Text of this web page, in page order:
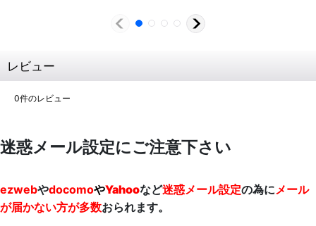
レビュー
0件のレビュー
迷惑メール設定にご注意下さい
ezwebやdocomoやYahooなど迷惑メール設定の為に メール
が届かない方が多数おられます。